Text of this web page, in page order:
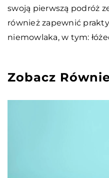
swoją pierwszą podróż
również zapewnić
niemowlaka, w tym:
Zobacz